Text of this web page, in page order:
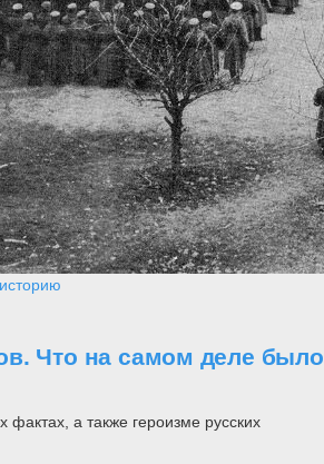
Что на самом деле было
а также героизме русских